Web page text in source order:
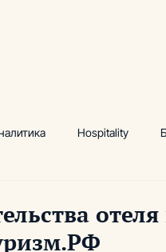
Hospitality
отеля